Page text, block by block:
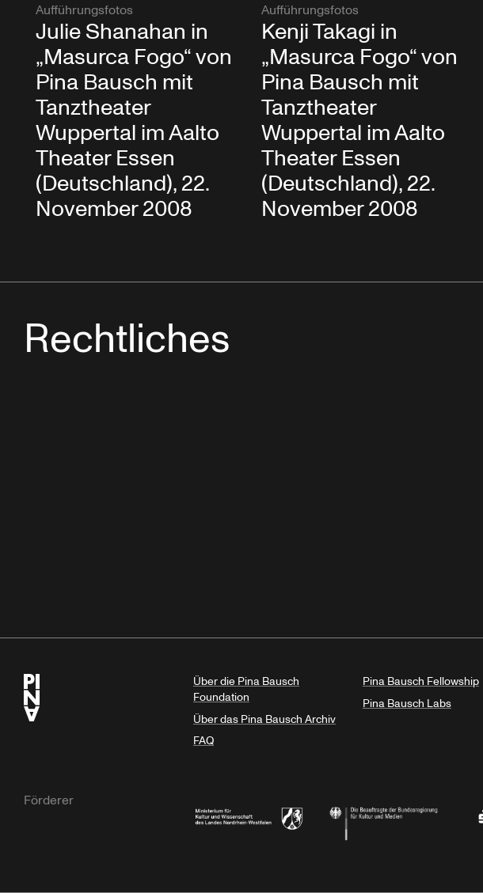
Aufführungsfotos
Julie Shanahan in
„Masurca Fogo“ von
Pina Bausch mit
Tanztheater
Wuppertal im Aalto
Theater Essen
(Deutschland), 22.
November 2008
Aufführungsfotos
Kenji Takagi in
„Masurca Fogo“ von
Pina Bausch mit
Tanztheater
Wuppertal im Aalto
Theater Essen
(Deutschland), 22.
November 2008
Rechtliches
Über die Pina Bausch
Foundation
Über das Pina Bausch Archiv
FAQ
Pina Bausch Fellowship
Pina Bausch Labs
Förderer